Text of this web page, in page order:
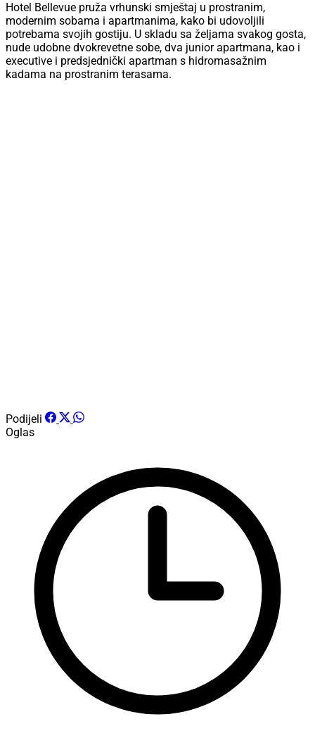
Hotel Bellevue pruža vrhunski smještaj u prostranim,
modernim sobama i apartmanima, kako bi udovoljili
potrebama svojih gostiju. U skladu sa željama svakog gosta,
nude udobne dvokrevetne sobe, dva junior apartmana, kao i
executive i predsjednički apartman s hidromasažnim
kadama na prostranim terasama.
Podijeli
Oglas